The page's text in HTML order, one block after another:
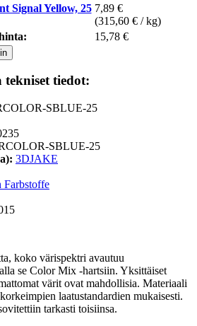
Signal Yellow, 25 7,89 €
(315,60 € / kg)
15,78 €
tiedot:
SBLUE-25
SBLUE-25
3DJAKE
Farbstoffe
koko värispektri avautuu
se Color Mix -hartsiin. Yksittäiset
värit ovat mahdollisia. Materiaali
laatustandardien mukaisesti.
tarkasti toisiinsa.